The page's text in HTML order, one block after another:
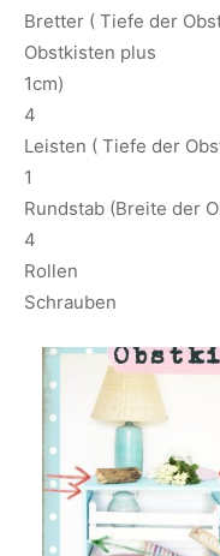
Bretter ( Tiefe der
Obstkisten plus
1cm)
4
Leisten ( Tiefe der
1
Rundstab (Breite der
4
Rollen
Schrauben